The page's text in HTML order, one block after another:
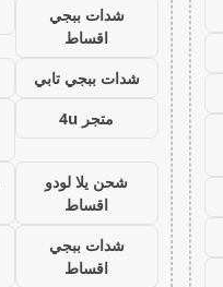
شدات ببجي
اقساط
شدات ببجي تابي
متجر 4u
شحن يلا لودو
اقساط
شدات ببجي
اقساط